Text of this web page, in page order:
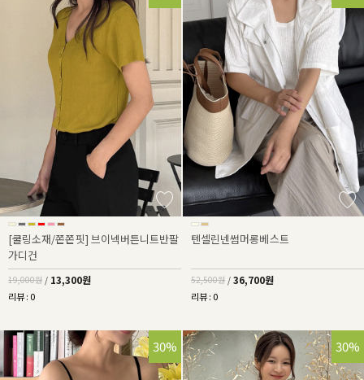
[쿨링소재/쫀쫀핏] 브이넥버튼니트반팔
가디건
19,000원 / 13,300원
리뷰 : 0
텐셀린넨썸머롱베스트
52,500원 / 36,700원
리뷰 : 0
30% 30%